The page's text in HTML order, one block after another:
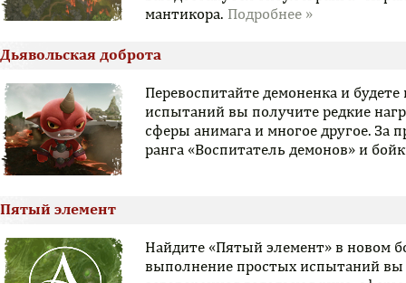
мантикора.
Дьявольская доброта
Перевоспитайте демоненка и
испытаний вы получите редкие
сферы анимага и многое другое. За
ранга «Воспитатель демонов» и
Пятый элемент
Найдите «Пятый элемент» в новом
выполнение простых испытаний вы